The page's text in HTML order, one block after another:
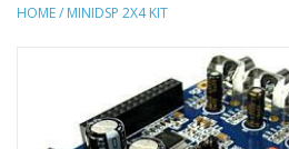
HOME/ MINIDSP 2X4 KIT